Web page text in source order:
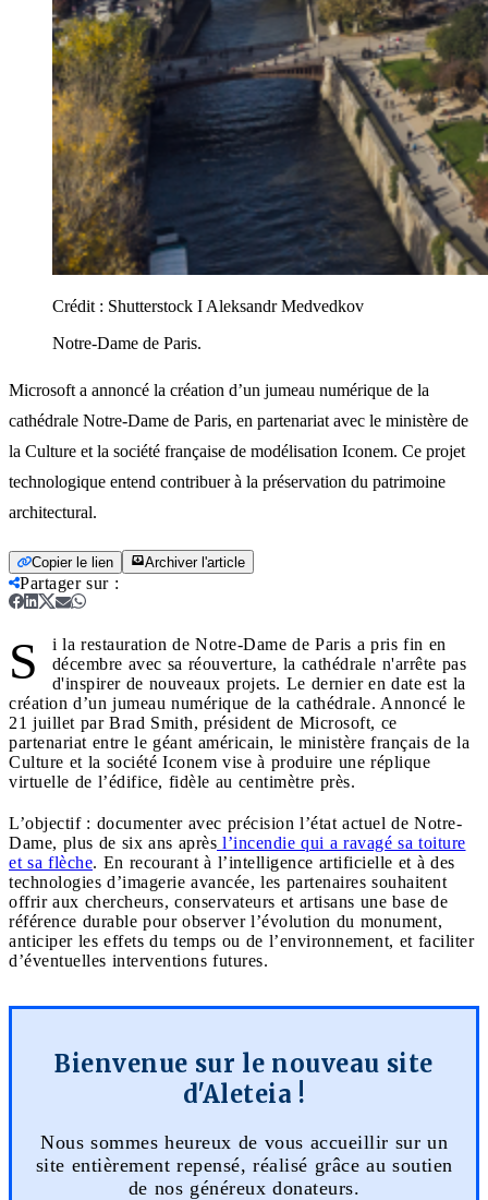
Crédit : Shutterstock I Aleksandr Medvedkov
Notre-Dame de Paris.
Microsoft a annoncé la création d’un jumeau numérique de la
cathédrale Notre-Dame de Paris, en partenariat avec le ministère de
la Culture et la société française de modélisation Iconem. Ce projet
technologique entend contribuer à la préservation du patrimoine
architectural.
Copier le lien Archiver l'article
Partager sur:
S
i la restauration de Notre-Dame de Paris a pris fin en
décembre avec sa réouverture, la cathédrale n'arrête pas
d'inspirer de nouveaux projets. Le dernier en date est la
création d’un jumeau numérique de la cathédrale. Annoncé le
21 juillet par Brad Smith, président de Microsoft, ce
partenariat entre le géant américain, le ministère français de la
Culture et la société Iconem vise à produire une réplique
virtuelle de l’édifice, fidèle au centimètre près.
L’objectif : documenter avec précision l’état actuel de Notre-
Dame, plus de six ans après l’incendie qui a ravagé sa toiture
et sa flèche. En recourant à l’intelligence artificielle et à des
technologies d’imagerie avancée, les partenaires souhaitent
offrir aux chercheurs, conservateurs et artisans une base de
référence durable pour observer l’évolution du monument,
anticiper les effets du temps ou de l’environnement, et faciliter
d’éventuelles interventions futures.
Bienvenue sur le nouveau site
d'Aleteia !
Nous sommes heureux de vous accueillir sur un
site entièrement repensé, réalisé grâce au soutien
de nos généreux donateurs.